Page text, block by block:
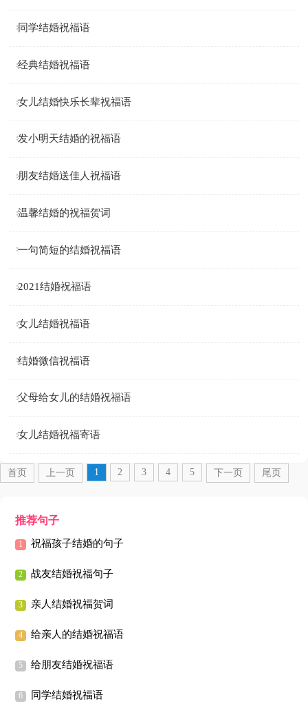
同学结婚祝福语
经典结婚祝福语
女儿结婚快乐长辈祝福语
发小明天结婚的祝福语
朋友结婚送佳人祝福语
温馨结婚的祝福贺词
一句简短的结婚祝福语
2021结婚祝福语
女儿结婚祝福语
结婚微信祝福语
父母给女儿的结婚祝福语
女儿结婚祝福寄语
首页 上一页 1 2 3 4 5 下一页 尾页
推荐句子
祝福孩子结婚的句子
战友结婚祝福句子
亲人结婚祝福贺词
给亲人的结婚祝福语
给朋友结婚祝福语
同学结婚祝福语